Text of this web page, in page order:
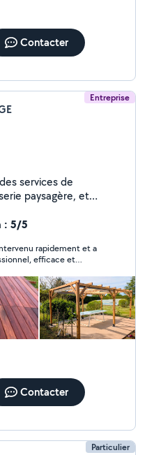
Contacter
Entreprise
services de
paysagère, et
: 5/5
rapidement et a
efficace et
!
Contacter
Particulier